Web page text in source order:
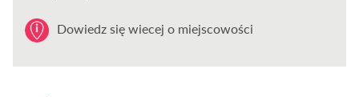
Dowiedz się wiecej o miejscowości